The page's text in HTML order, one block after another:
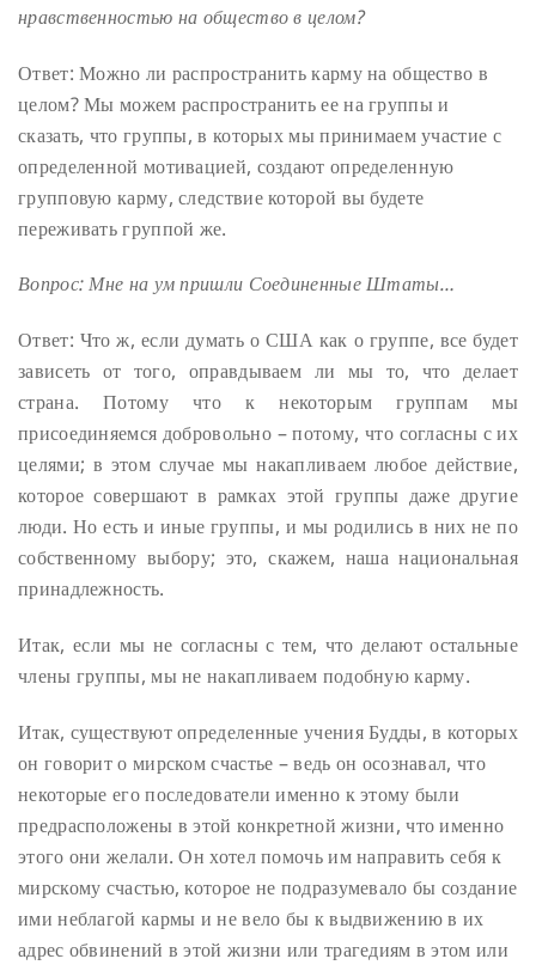
нравственностью на общество в целом?
Ответ: Можно ли распространить карму на общество в
целом? Мы можем распространить ее на группы и
сказать, что группы, в которых мы принимаем участие с
определенной мотивацией, создают определенную
групповую карму, следствие которой вы будете
переживать группой же.
Вопрос: Мне на ум пришли Соединенные Штаты…
Ответ: Что ж, если думать о США как о группе, все будет
зависеть от того, оправдываем ли мы то, что делает
страна. Потому что к некоторым группам мы
присоединяемся добровольно – потому, что согласны с их
целями; в этом случае мы накапливаем любое действие,
которое совершают в рамках этой группы даже другие
люди. Но есть и иные группы, и мы родились в них не по
собственному выбору; это, скажем, наша национальная
принадлежность.
Итак, если мы не согласны с тем, что делают остальные
члены группы, мы не накапливаем подобную карму.
Итак, существуют определенные учения Будды, в которых
он говорит о мирском счастье – ведь он осознавал, что
некоторые его последователи именно к этому были
предрасположены в этой конкретной жизни, что именно
этого они желали. Он хотел помочь им направить себя к
мирскому счастью, которое не подразумевало бы создание
ими неблагой кармы и не вело бы к выдвижению в их
адрес обвинений в этой жизни или трагедиям в этом или